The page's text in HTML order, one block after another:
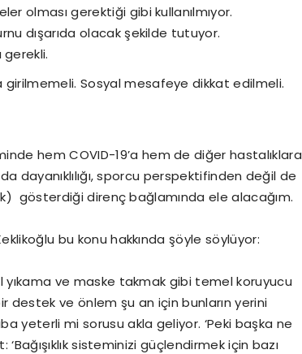
olması gerektiği gibi kullanılmıyor.
dışarıda olacak şekilde tutuyor.
gerekli.
Sosyal mesafeye dikkat edilmeli.
hem COVID-19’a hem de diğer hastalıklara
dayanıklılığı, sporcu perspektifinden değil de
gösterdiği direnç bağlamında ele alacağım.
bu konu hakkında şöyle söylüyor:
yıkama ve maske takmak gibi temel koruyucu
destek ve önlem şu an için bunların yerini
yeterli mi sorusu akla geliyor. ‘Peki başka ne
sisteminizi güçlendirmek için bazı